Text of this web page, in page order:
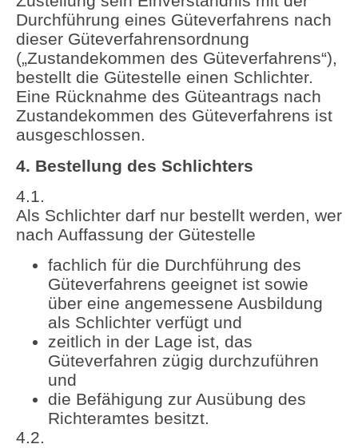
Durchführung eines Güteverfahrens nach
dieser Güteverfahrensordnung
(„Zustandekommen des Güteverfahrens“),
bestellt die Gütestelle einen Schlichter.
Eine Rücknahme des Güteantrags nach
Zustandekommen des Güteverfahrens ist
ausgeschlossen.
4. Bestellung des Schlichters
4.1.
Als Schlichter darf nur bestellt werden, wer
nach Auffassung der Gütestelle
fachlich für die Durchführung des
Güteverfahrens geeignet ist sowie
über eine angemessene Ausbildung
als Schlichter verfügt und
zeitlich in der Lage ist, das
Güteverfahren zügig durchzuführen
und
die Befähigung zur Ausübung des
Richteramtes besitzt.
4.2.